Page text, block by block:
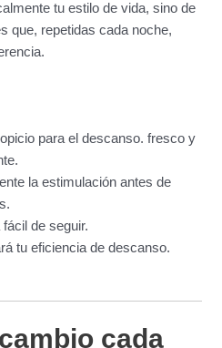
tu estilo de vida, sino de
que, repetidas cada noche,
para el descanso. fresco y
la estimulación antes de
de seguir.
tu eficiencia de descanso.
cada